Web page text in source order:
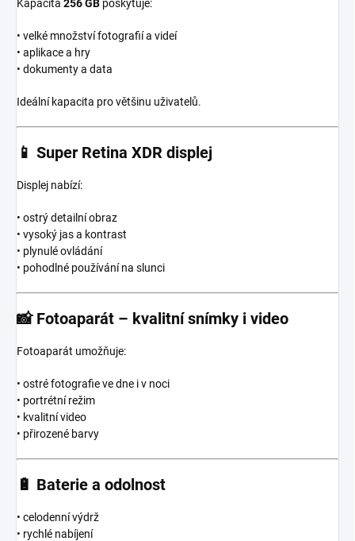
Kapacita 256 GB poskytuje:
• velké množství fotografií a videí
• aplikace a hry
• dokumenty a data
Ideální kapacita pro většinu uživatelů.
📱 Super Retina XDR displej
Displej nabízí:
• ostrý detailní obraz
• vysoký jas a kontrast
• plynulé ovládání
• pohodlné používání na slunci
📸 Fotoaparát – kvalitní snímky i video
Fotoaparát umožňuje:
• ostré fotografie ve dne i v noci
• portrétní režim
• kvalitní video
• přirozené barvy
🔋 Baterie a odolnost
• celodenní výdrž
• rychlé nabíjení